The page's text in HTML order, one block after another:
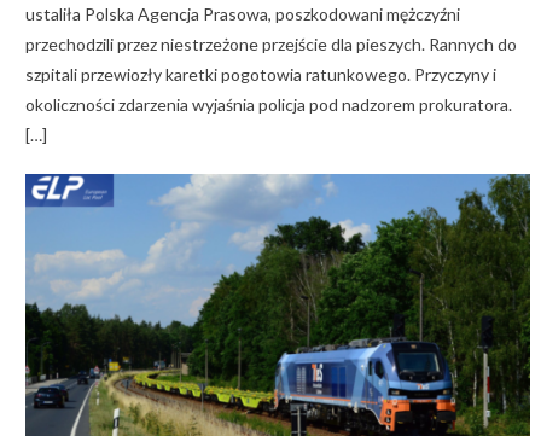
ustaliła Polska Agencja Prasowa, poszkodowani mężczyźni
przechodzili przez niestrzeżone przejście dla pieszych. Rannych do
szpitali przewiozły karetki pogotowia ratunkowego. Przyczyny i
okoliczności zdarzenia wyjaśnia policja pod nadzorem prokuratora.
[…]